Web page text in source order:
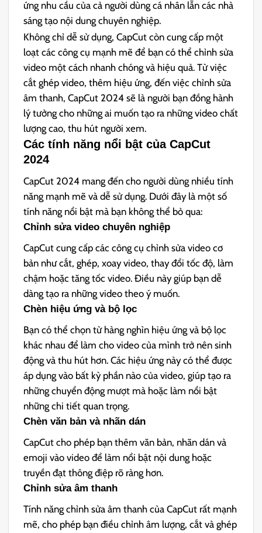
ứng nhu cầu của cả người dùng cá nhân lẫn các nhà
sáng tạo nội dung chuyên nghiệp.
Không chỉ dễ sử dụng, CapCut còn cung cấp một
loạt các công cụ mạnh mẽ để bạn có thể chỉnh sửa
video một cách nhanh chóng và hiệu quả. Từ việc
cắt ghép video, thêm hiệu ứng, đến việc chỉnh sửa
âm thanh, CapCut 2024 sẽ là người bạn đồng hành
lý tưởng cho những ai muốn tạo ra những video chất
lượng cao, thu hút người xem.
Các tính năng nổi bật của CapCut
2024
CapCut 2024 mang đến cho người dùng nhiều tính
năng mạnh mẽ và dễ sử dụng. Dưới đây là một số
tính năng nổi bật mà bạn không thể bỏ qua:
Chỉnh sửa video chuyên nghiệp
CapCut cung cấp các công cụ chỉnh sửa video cơ
bản như cắt, ghép, xoay video, thay đổi tốc độ, làm
chậm hoặc tăng tốc video. Điều này giúp bạn dễ
dàng tạo ra những video theo ý muốn.
Chèn hiệu ứng và bộ lọc
Bạn có thể chọn từ hàng nghìn hiệu ứng và bộ lọc
khác nhau để làm cho video của mình trở nên sinh
động và thu hút hơn. Các hiệu ứng này có thể được
áp dụng vào bất kỳ phần nào của video, giúp tạo ra
những chuyển động mượt mà hoặc làm nổi bật
những chi tiết quan trọng.
Chèn văn bản và nhãn dán
CapCut cho phép bạn thêm văn bản, nhãn dán và
emoji vào video để làm nổi bật nội dung hoặc
truyền đạt thông điệp rõ ràng hơn.
Chỉnh sửa âm thanh
Tính năng chỉnh sửa âm thanh của CapCut rất mạnh
mẽ, cho phép bạn điều chỉnh âm lượng, cắt và ghép